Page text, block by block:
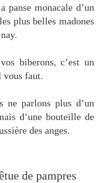
panse monacale d’un
plus belles madones
biberons, c’est un
vous faut.
ne parlons plus d’un
d’une bouteille de
des anges.
de pampres